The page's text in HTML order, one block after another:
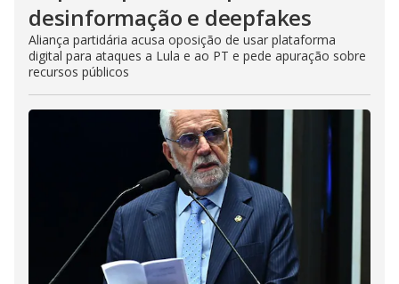
desinformação e deepfakes
Aliança partidária acusa oposição de usar plataforma
digital para ataques a Lula e ao PT e pede apuração sobre
recursos públicos